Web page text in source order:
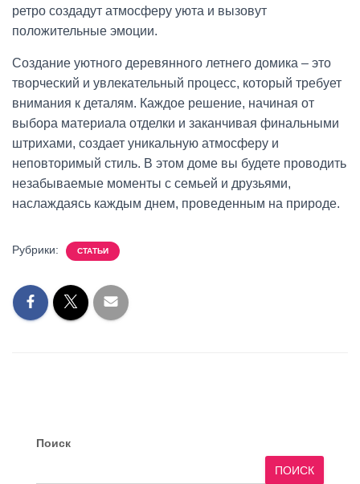
ретро создадут атмосферу уюта и вызовут
положительные эмоции.
Создание уютного деревянного летнего домика – это
творческий и увлекательный процесс, который требует
внимания к деталям. Каждое решение, начиная от
выбора материала отделки и заканчивая финальными
штрихами, создает уникальную атмосферу и
неповторимый стиль. В этом доме вы будете проводить
незабываемые моменты с семьей и друзьями,
наслаждаясь каждым днем, проведенным на природе.
Рубрики: СТАТЬИ
Поиск
ПОИСК